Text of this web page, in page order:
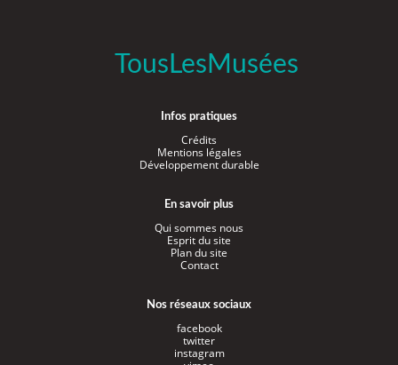
TousLesMusées
Infos pratiques
Crédits
Mentions légales
Développement durable
En savoir plus
Qui sommes nous
Esprit du site
Plan du site
Contact
Nos réseaux sociaux
facebook
twitter
instagram